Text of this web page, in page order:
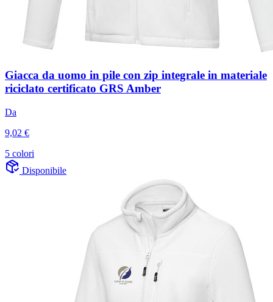
Giacca da uomo in pile con zip integrale in materiale
riciclato certificato GRS Amber
Da
9,02 €
5 colori
Disponibile